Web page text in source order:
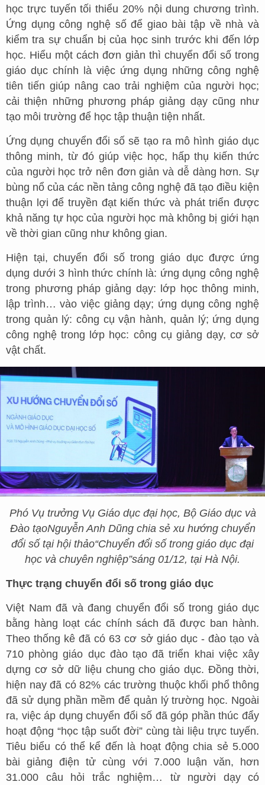
học trực tuyến tối thiểu 20% nội dung chương trình.
Ứng dụng công nghệ số để giao bài tập về nhà và
kiểm tra sự chuẩn bị của học sinh trước khi đến lớp
học. Hiểu một cách đơn giản thì chuyển đổi số trong
giáo dục chính là việc ứng dụng những công nghệ
tiên tiến giúp nâng cao trải nghiệm của người học;
cải thiện những phương pháp giảng dạy cũng như
tạo môi trường để học tập thuận tiện nhất.
Ứng dụng chuyển đổi số sẽ tạo ra mô hình giáo dục
thông minh, từ đó giúp việc học, hấp thụ kiến thức
của người học trở nên đơn giản và dễ dàng hơn. Sự
bùng nổ của các nền tảng công nghệ đã tạo điều kiện
thuận lợi để truyền đạt kiến thức và phát triển được
khả năng tự học của người học mà không bị giới hạn
về thời gian cũng như không gian.
Hiện tại, chuyển đổi số trong giáo dục được ứng
dụng dưới 3 hình thức chính là: ứng dụng công nghệ
trong phương pháp giảng dạy: lớp học thông minh,
lập trình… vào việc giảng dạy; ứng dụng công nghệ
trong quản lý: công cụ vận hành, quản lý; ứng dụng
công nghệ trong lớp học: công cụ giảng dạy, cơ sở
vật chất.
Phó Vụ trưởng Vụ Giáo dục đại học, Bộ Giáo dục và
Đào tạoNguyễn Anh Dũng chia sẻ xu hướng chuyển
đổi số tại hội thảo“Chuyển đổi số trong giáo dục đại
học và chuyên nghiệp”sáng 01/12, tại Hà Nội.
Thực trạng chuyển đổi số trong giáo dục
Việt Nam đã và đang chuyển đổi số trong giáo dục
bằng hàng loạt các chính sách đã được ban hành.
Theo thống kê đã có 63 cơ sở giáo dục - đào tạo và
710 phòng giáo dục đào tạo đã triển khai việc xây
dựng cơ sở dữ liệu chung cho giáo dục. Đồng thời,
hiện nay đã có 82% các trường thuộc khối phổ thông
đã sử dụng phần mềm để quản lý trường học. Ngoài
ra, việc áp dụng chuyển đổi số đã góp phần thúc đẩy
hoạt động “học tập suốt đời” cùng tài liệu trực tuyến.
Tiêu biểu có thể kể đến là hoạt động chia sẻ 5.000
bài giảng điện tử cùng với 7.000 luận văn, hơn
31.000 câu hỏi trắc nghiệm… từ người dạy có